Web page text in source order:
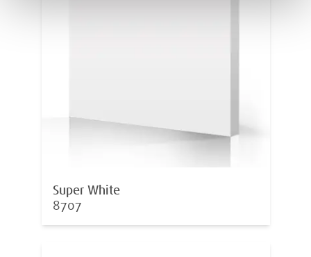
Super White
8707